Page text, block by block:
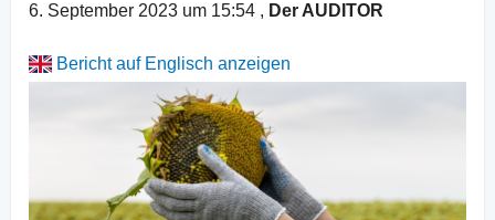
6. September 2023 um 15:54 , Der AUDITOR
Bericht auf Englisch anzeigen